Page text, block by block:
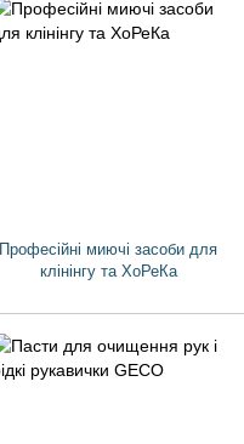
Професійні миючі засоби для
клінінгу та ХоРеКа